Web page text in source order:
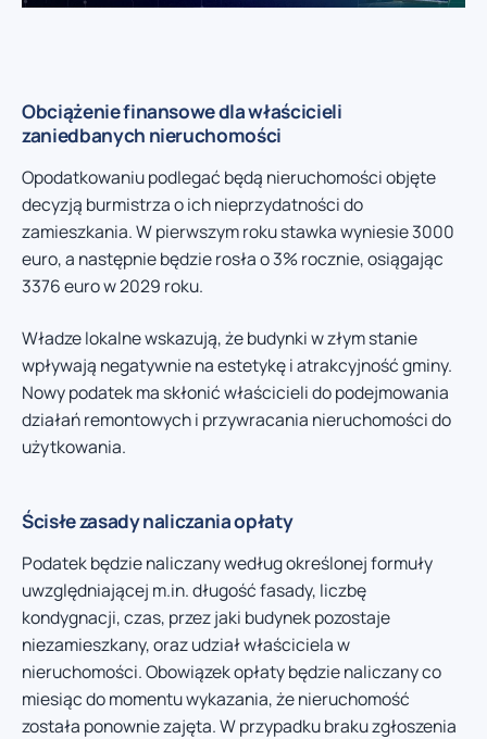
Obciążenie finansowe dla właścicieli
zaniedbanych nieruchomości
Opodatkowaniu podlegać będą nieruchomości objęte
decyzją burmistrza o ich nieprzydatności do
zamieszkania. W pierwszym roku stawka wyniesie 3000
euro, a następnie będzie rosła o 3% rocznie, osiągając
3376 euro w 2029 roku.
Władze lokalne wskazują, że budynki w złym stanie
wpływają negatywnie na estetykę i atrakcyjność gminy.
Nowy podatek ma skłonić właścicieli do podejmowania
działań remontowych i przywracania nieruchomości do
użytkowania.
Ścisłe zasady naliczania opłaty
Podatek będzie naliczany według określonej formuły
uwzględniającej m.in. długość fasady, liczbę
kondygnacji, czas, przez jaki budynek pozostaje
niezamieszkany, oraz udział właściciela w
nieruchomości. Obowiązek opłaty będzie naliczany co
miesiąc do momentu wykazania, że nieruchomość
została ponownie zajęta. W przypadku braku zgłoszenia